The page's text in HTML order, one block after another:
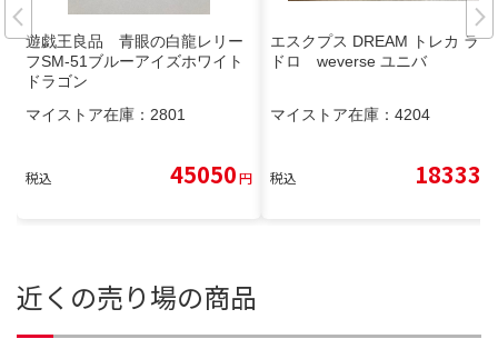
遊戯王良品 青眼の白龍レリー
フSM-51ブルーアイズホワイト
ドラゴン
マイストア在庫： 2801
税込 45050円
エスクプス DREAM トレカ ラキ
ドロ weverse ユニバ
マイストア在庫： 4204
税込 18333
近くの売り場の商品